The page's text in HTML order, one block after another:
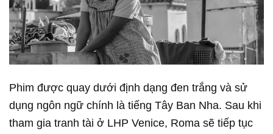
Phim được quay dưới định dạng đen trắng và sử
dụng ngôn ngữ chính là tiếng Tây Ban Nha. Sau khi
tham gia tranh tài ở LHP Venice, Roma sẽ tiếp tục